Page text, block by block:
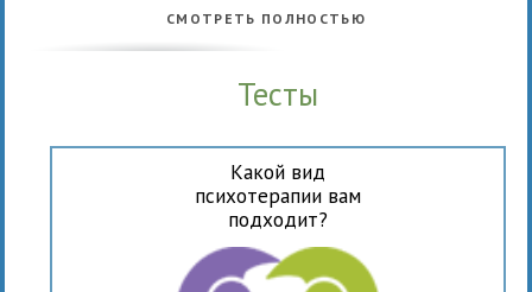
СМОТРЕТЬ ПОЛНОСТЬЮ
Тесты
Какой вид
психотерапии вам
подходит?